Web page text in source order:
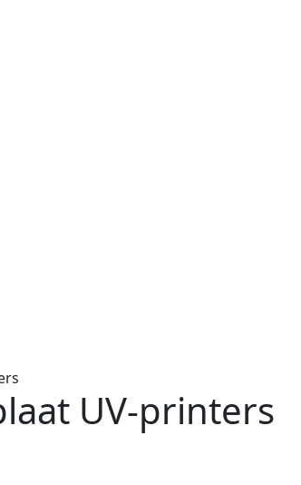
UV-printers